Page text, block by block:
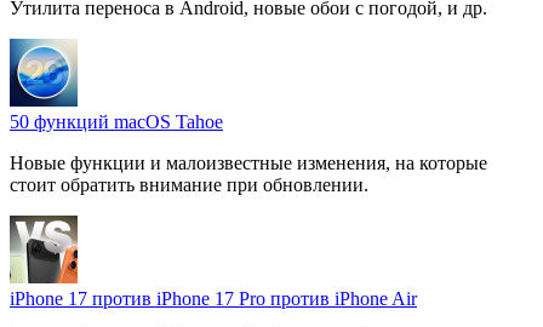
Утилита переноса в Android, новые обои с погодой, и др.
50 функций macOS Tahoe
Новые функции и малоизвестные изменения, на которые
стоит обратить внимание при обновлении.
iPhone 17 против iPhone 17 Pro против iPhone Air